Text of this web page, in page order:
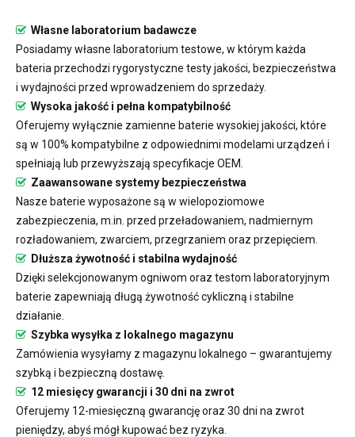
Własne laboratorium badawcze
Posiadamy własne laboratorium testowe, w którym każda
bateria przechodzi rygorystyczne testy jakości, bezpieczeństwa
i wydajności przed wprowadzeniem do sprzedaży.
Wysoka jakość i pełna kompatybilność
Oferujemy wyłącznie zamienne baterie wysokiej jakości, które
są w 100% kompatybilne z odpowiednimi modelami urządzeń i
spełniają lub przewyższają specyfikacje OEM.
Zaawansowane systemy bezpieczeństwa
Nasze baterie wyposażone są w wielopoziomowe
zabezpieczenia, m.in. przed przeładowaniem, nadmiernym
rozładowaniem, zwarciem, przegrzaniem oraz przepięciem.
Dłuższa żywotność i stabilna wydajność
Dzięki selekcjonowanym ogniwom oraz testom laboratoryjnym
baterie zapewniają długą żywotność cykliczną i stabilne
działanie.
Szybka wysyłka z lokalnego magazynu
Zamówienia wysyłamy z magazynu lokalnego – gwarantujemy
szybką i bezpieczną dostawę.
12 miesięcy gwarancji i 30 dni na zwrot
Oferujemy 12-miesięczną gwarancję oraz 30 dni na zwrot
pieniędzy, abyś mógł kupować bez ryzyka.